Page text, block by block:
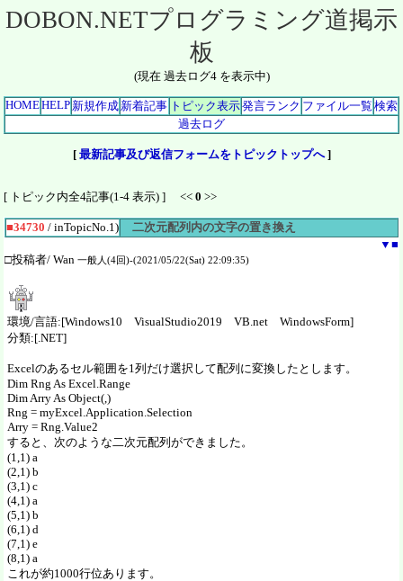
DOBON.NETプログラミング道掲示
板
(現在 過去ログ4 を表示中)
HOMEHELP 新規作成 新着記事 トピック表示発言ランク ファイル一覧 検索
過去ログ
[ 最新記事及び返信フォームをトピックトップへ]
[ トピック内全4記事(1-4 表示) ] << 0 >>
■34730 / inTopicNo.1)
二次元配列内の文字の置き換え
▼ ■
□投稿者/ Wan 一般人(4回)-(2021/05/22(Sat) 22:09:35)
環境/言語:[Windows10 VisualStudio2019 VB.net WindowsForm]
分類:[.NET]
Excelのあるセル範囲を1列だけ選択して配列に変換したとします。
Dim Rng As Excel.Range
Dim Arry As Object(,)
Rng = myExcel.Application.Selection
Arry = Rng.Value2
すると、次のような二次元配列ができました。
(1,1) a
(2,1) b
(3,1) c
(4,1) a
(5,1) b
(6,1) d
(7,1) e
(8,1) a
これが約1000行位あります。